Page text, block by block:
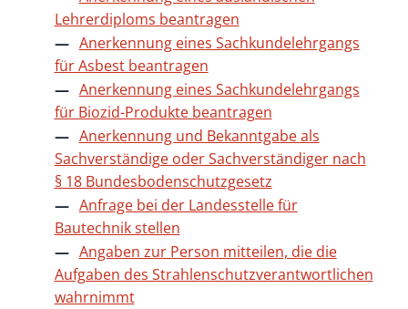
Lehrerdiploms beantragen
Anerkennung eines Sachkundelehrgangs
für Asbest beantragen
Anerkennung eines Sachkundelehrgangs
für Biozid-Produkte beantragen
Anerkennung und Bekanntgabe als
Sachverständige oder Sachverständiger nach
§ 18 Bundesbodenschutzgesetz
Anfrage bei der Landesstelle für
Bautechnik stellen
Angaben zur Person mitteilen, die die
Aufgaben des Strahlenschutzverantwortlichen
wahrnimmt